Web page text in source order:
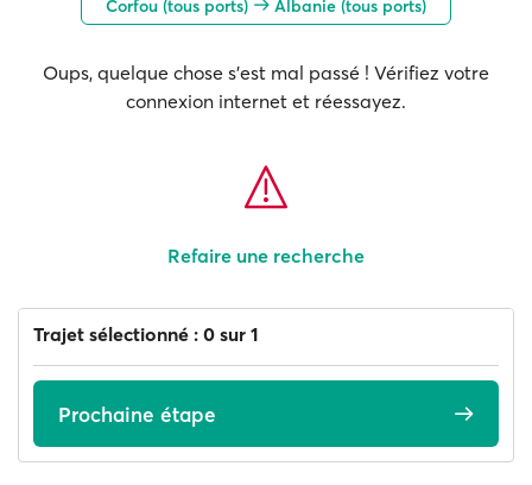
Corfou (tous ports) Albanie (tous ports)
Oups, quelque chose s'est mal passé ! Vérifiez votre
connexion internet et réessayez.
Refaire une recherche
Trajet sélectionné : 0 sur 1
Prochaine étape